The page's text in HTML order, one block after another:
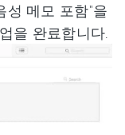
성 메모 포함"을
을 완료합니다.